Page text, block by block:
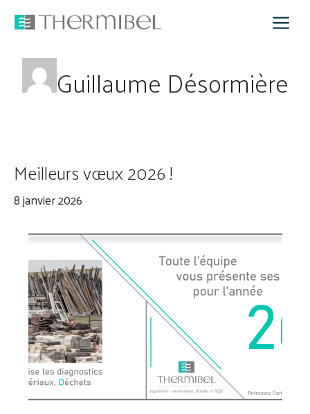
Aller
Guillaume Désormière
Meilleurs vœux 2026 !
8 janvier 2026